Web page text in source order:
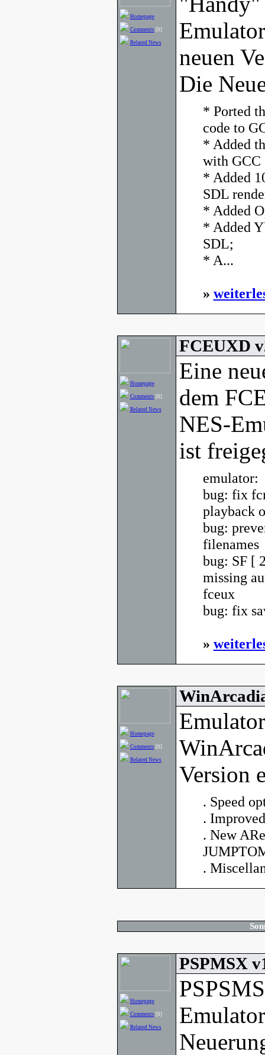
Homepage
Comments [0]
Related News
neuen
Die
* Ported
code to
* Added
with GCC
* Added
SDL
* Added
* Added
SDL;
* A...
»
Homepage
Comments [0]
Related News
FCEUXD
Eine
dem
NES-
ist
emulator:
bug: fix
playback
bug:
filenames
bug: SF [
missing
fceux
bug: fix
»
Homepage
Comments [0]
Related News
Version
. Speed
.
. New
.
Homepage
Comments [0]
Related News
PSPMSX